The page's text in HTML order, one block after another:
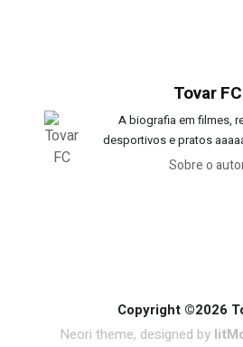
Tovar FC
A biografia em filmes,
desportivos e pratos
Sobre o
Copyright ©2026
Neori theme, designed by